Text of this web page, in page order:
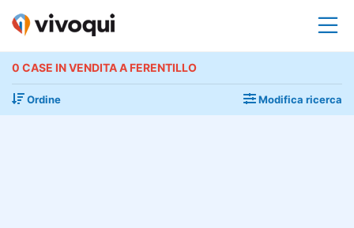
0 CASE IN VENDITA A FERENTILLO
Ordine Modifica ricerca